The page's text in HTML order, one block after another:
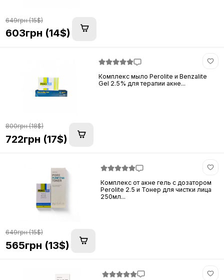
649грн (15$)
603грн (14$)
Комплекс мыло Perolite и Benzalite
Gel 2.5% для терапии акне...
800грн (18$)
722грн (17$)
Комплекс от акне гель с дозатором
Perolite 2.5 и Тонер для чистки лица
250мл...
649грн (15$)
565грн (13$)